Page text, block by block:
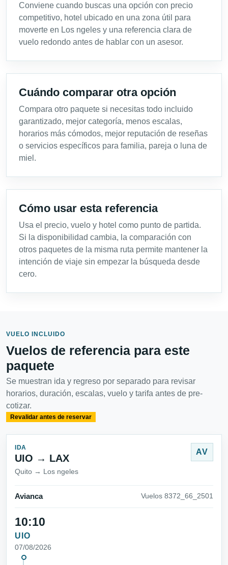
Conviene cuando buscas una opción con precio
competitivo, hotel ubicado en una zona útil para
moverte en Los ngeles y una referencia clara de
vuelo redondo antes de hablar con un asesor.
Cuándo comparar otra opción
Compara otro paquete si necesitas todo incluido
garantizado, mejor categoría, menos escalas,
horarios más cómodos, mejor reputación de reseñas
o servicios específicos para familia, pareja o luna de
miel.
Cómo usar esta referencia
Usa el precio, vuelo y hotel como punto de partida.
Si la disponibilidad cambia, la comparación con
otros paquetes de la misma ruta permite mantener la
intención de viaje sin empezar la búsqueda desde
cero.
VUELO INCLUIDO
Vuelos de referencia para este
paquete
Se muestran ida y regreso por separado para revisar
horarios, duración, escalas, vuelo y tarifa antes de pre-
cotizar.
Revalidar antes de reservar
IDA
UIO → LAX
Quito → Los ngeles
AV
Avianca Vuelos 8372_66_2501
10:10
UIO
07/08/2026